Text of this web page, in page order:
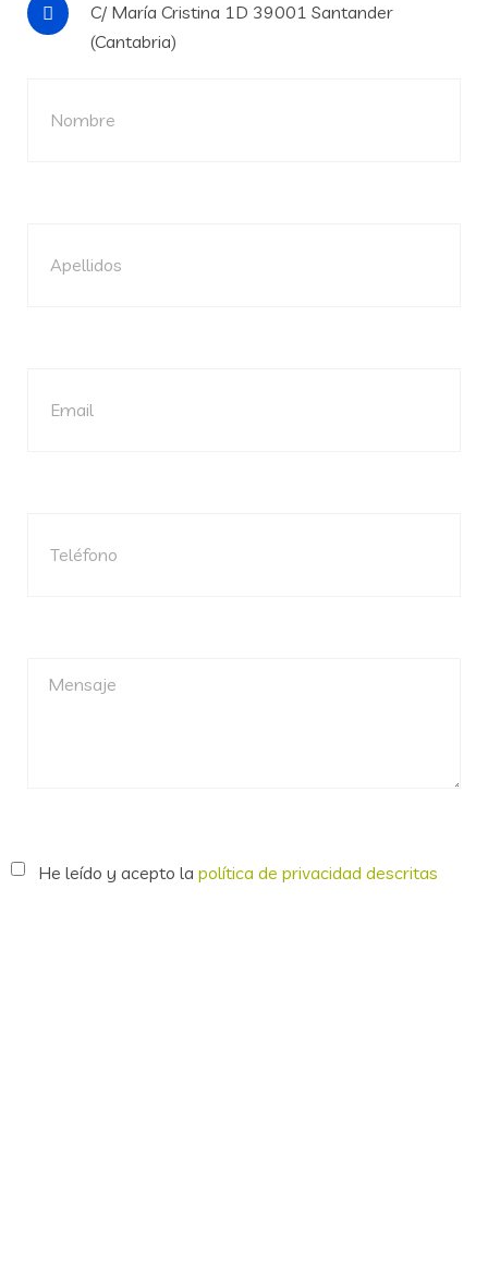
C/ María Cristina 1D 39001 Santander
(Cantabria)
He leído y acepto la política de privacidad descritas